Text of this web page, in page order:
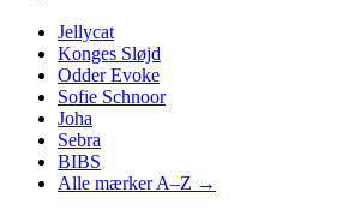
Jellycat
Konges Sløjd
Odder Evoke
Sofie Schnoor
Joha
Sebra
BIBS
Alle mærker A–Z →